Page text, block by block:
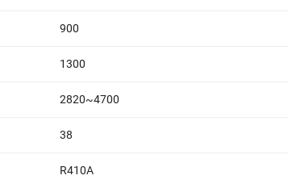
900
1300
2820~4700
38
R410A